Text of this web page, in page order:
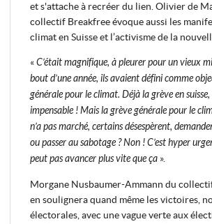
et s'attache à recréer du lien. Olivier de
collectif Breakfree évoque aussi les
climat en Suisse et l’activisme de la
«C’était magnifique, à pleurer pour un vieux
bout d’une année, ils avaient défini comme
générale pour le climat. Déjà la grève en suisse,
impensable ! Mais la grève générale pour le
n’a pas marché, certains désespèrent,
ou passer au sabotage ? Non ! C’est hyper
peut pas avancer plus vite que ça ».
Morgane Nusbaumer-Ammann du
en soulignera quand même les victoires,
électorales, avec une vague verte aux